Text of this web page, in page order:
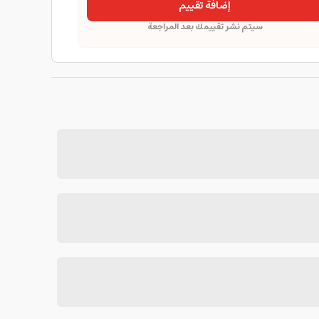
إضافة تقييم
سيتم نشر تقييمك بعد المراجعة